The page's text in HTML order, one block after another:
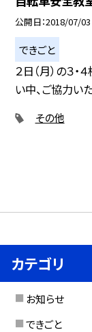
公開日 2018/07/03
できごと
２日（月）の３
い中、ご協力い
その他
カテゴリ
お知らせ
できごと